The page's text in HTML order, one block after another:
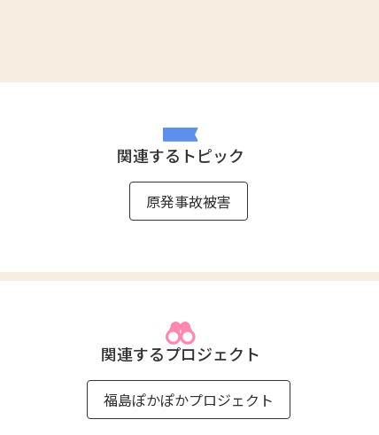
関連するトピック
原発事故被害
関連するプロジェクト
福島ぽかぽかプロジェクト